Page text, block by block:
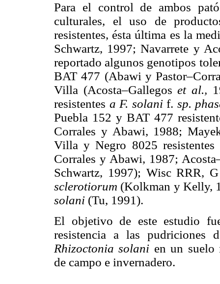
Para el control de ambos
culturales, el uso de
resistentes, ésta última es la
Schwartz, 1997; Navarrete y
reportado algunos genotipos
BAT 477 (Abawi y
Villa (Acosta–Gallegoset al.,
resistentes a F. solani f. sp.
Puebla 152 y BAT 477
Corrales y Abawi, 1988;
Villa y Negro 8025
Corrales y Abawi, 1987;
Schwartz, 1997); Wisc RRR,
sclerotiorum (Kolkman y Kelly,
solani (Tu, 1991).
El objetivo de este estudio
resistencia a las
Rhizoctonia solani en un suelo
de campo e invernadero.